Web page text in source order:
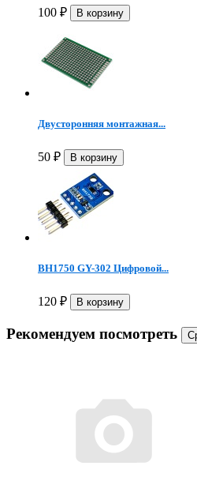
100 ₽
Двусторонняя монтажная...
50 ₽
BH1750 GY-302 Цифровой...
120 ₽
Рекомендуем посмотреть